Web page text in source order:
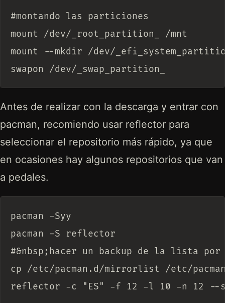
#montando las particiones
mount /dev/_root_partition_ /mnt
mount --mkdir /dev/
Antes de realizar con la descarga y entrar con
pacman, recomiendo usar reflector para
seleccionar el repositorio más rápido, ya que
en ocasiones hay algunos repositorios que van
a pedales.
pacman -Syy
pacman -S reflector
#&nbsp;hacer un backup de la lista por
cp /etc/pacman.d/mirrorlist /etc/